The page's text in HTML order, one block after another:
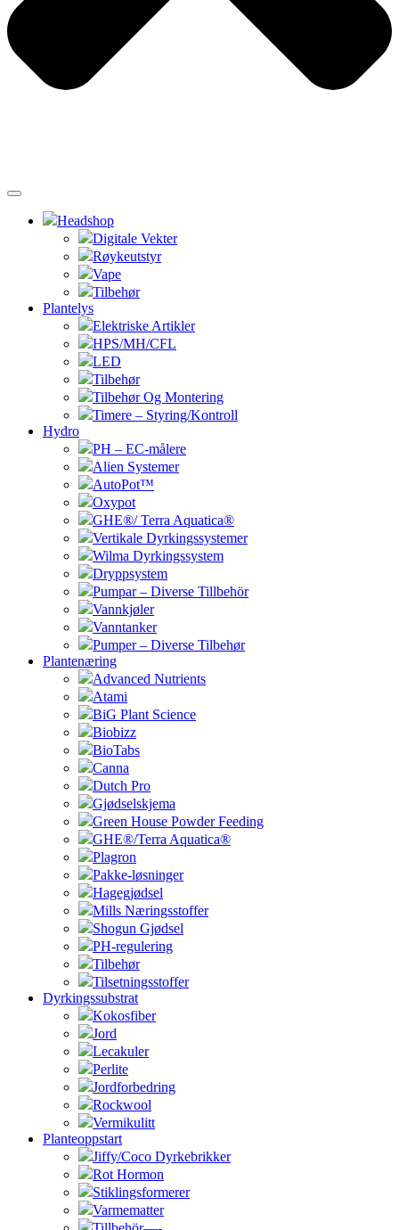
Headshop
Digitale Vekter
Røykeutstyr
Vape
Tilbehør
Plantelys
Elektriske Artikler
HPS/MH/CFL
LED
Tilbehør
Tilbehør Og Montering
Timere – Styring/Kontroll
Hydro
PH – EC-målere
Alien Systemer
AutoPot™
Oxypot
GHE®/ Terra Aquatica®
Vertikale Dyrkingssystemer
Wilma Dyrkingssystem
Dryppsystem
Pumpar – Diverse Tillbehör
Vannkjøler
Vanntanker
Pumper – Diverse Tilbehør
Plantenæring
Advanced Nutrients
Atami
BiG Plant Science
Biobizz
BioTabs
Canna
Dutch Pro
Gjødselskjema
Green House Powder Feeding
GHE®/Terra Aquatica®
Plagron
Pakke-løsninger
Hagegjødsel
Mills Næringsstoffer
Shogun Gjødsel
PH-regulering
Tilbehør
Tilsetningsstoffer
Dyrkingssubstrat
Kokosfiber
Jord
Lecakuler
Perlite
Jordforbedring
Rockwool
Vermikulitt
Planteoppstart
Jiffy/Coco Dyrkebrikker
Rot Hormon
Stiklingsformerer
Varmematter